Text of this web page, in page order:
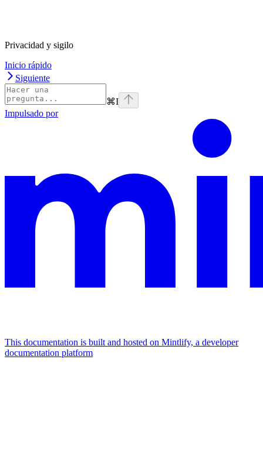
Privacidad y sigilo
Inicio rápido
Siguiente
⌘I
Impulsado por
This documentation is built and hosted on Mintlify, a developer
documentation platform